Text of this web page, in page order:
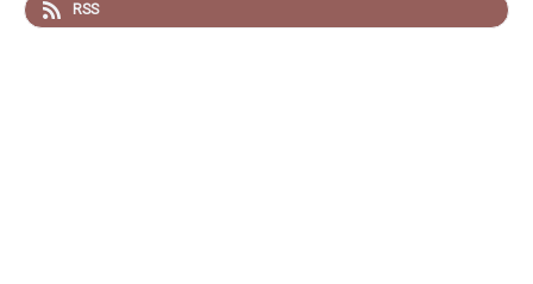
dig som vill lyfta fram mer av din potential, för dig som
RSS